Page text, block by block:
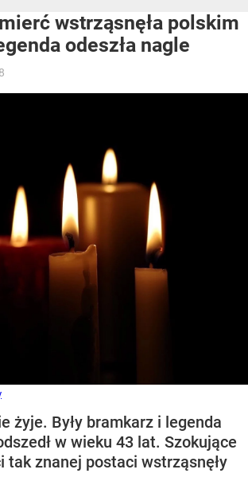
wstrząsnęła polskim
odeszła nagle
żyje. Były bramkarz i legenda
w wieku 43 lat. Szokujące
tak znanej postaci wstrząsnęły